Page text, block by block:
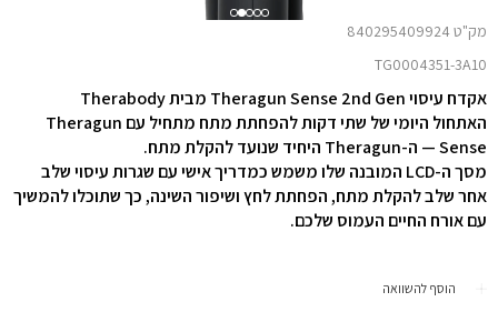
מק"ט 840295409924
TG0004351-3A10
אקדח עיסוי Theragun Sense 2nd Gen מבית Therabody
האתחול היומי של שתי דקות להפחתת מתח מתחיל עם Theragun
Sense — ה-Theragun היחיד שנועד להקלת מתח.
מסך ה-LCD המובנה שלו משמש כמדריך אישי עם שגרות עיסוי שלב
אחר שלב להקלת מתח, הפחתת לחץ ושיפור השינה, כך שתוכלו להמשיך
עם אורח החיים העמוס שלכם.
הוסף להשוואה